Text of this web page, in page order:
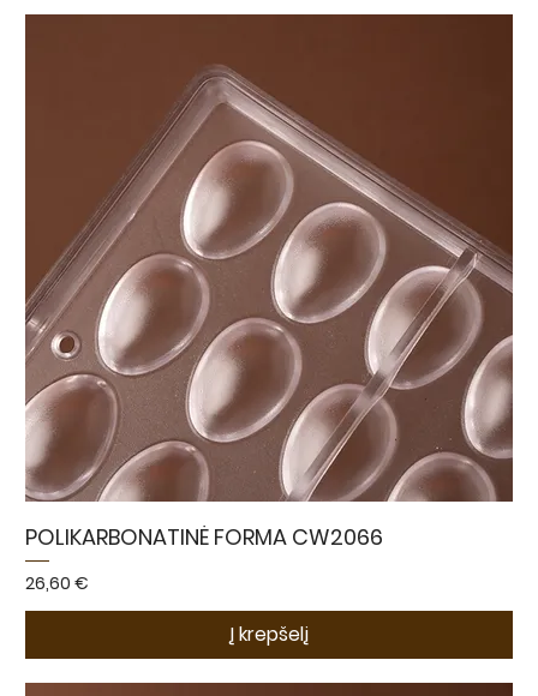
POLIKARBONATINĖ FORMA CW2066
Kaina
26,60 €
Į krepšelį